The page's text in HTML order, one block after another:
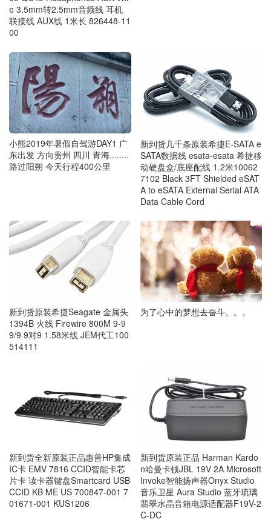
e 3.5mm转2.5mm音频线 耳机
联接线 AUX线 1米长 826448-11
00
小熊2019年暑假自驾游DAY1 广
东出发 方向贵州 四川 青海........
路过阳朔 今天行程400公里
新到货几千条原装希捷E-SATA e
SATA数据线 esata-esata 希捷移
动硬盘盒/底座配线 1.2米10062
7102 Black 3FT Shielded eSAT
A to eSATA External Serial ATA
Data Cable Cord
新到货原装希捷Seagate 金属头
1394B 火线 Firewire 800M 9-9
9/9 9对9 1.58米线 JEM代工100
514111
为了心中的梦想去奋斗。。。
新到货全新原装正品惠普HP集成
IC卡 EMV 7816 CCID智能卡芯
片卡 读卡器键盘Smartcard USB
CCID KB ME US 700847-001 7
01671-001 KUS1206
新到货原装正品 Harman Kardo
n哈曼卡顿JBL 19V 2A Microsoft
Invoke智能扬声器Onyx Studio
音乐卫星 Aura Studio 蓝牙琉璃
翡翠水晶音箱电源适配器F19V-2
C-DC